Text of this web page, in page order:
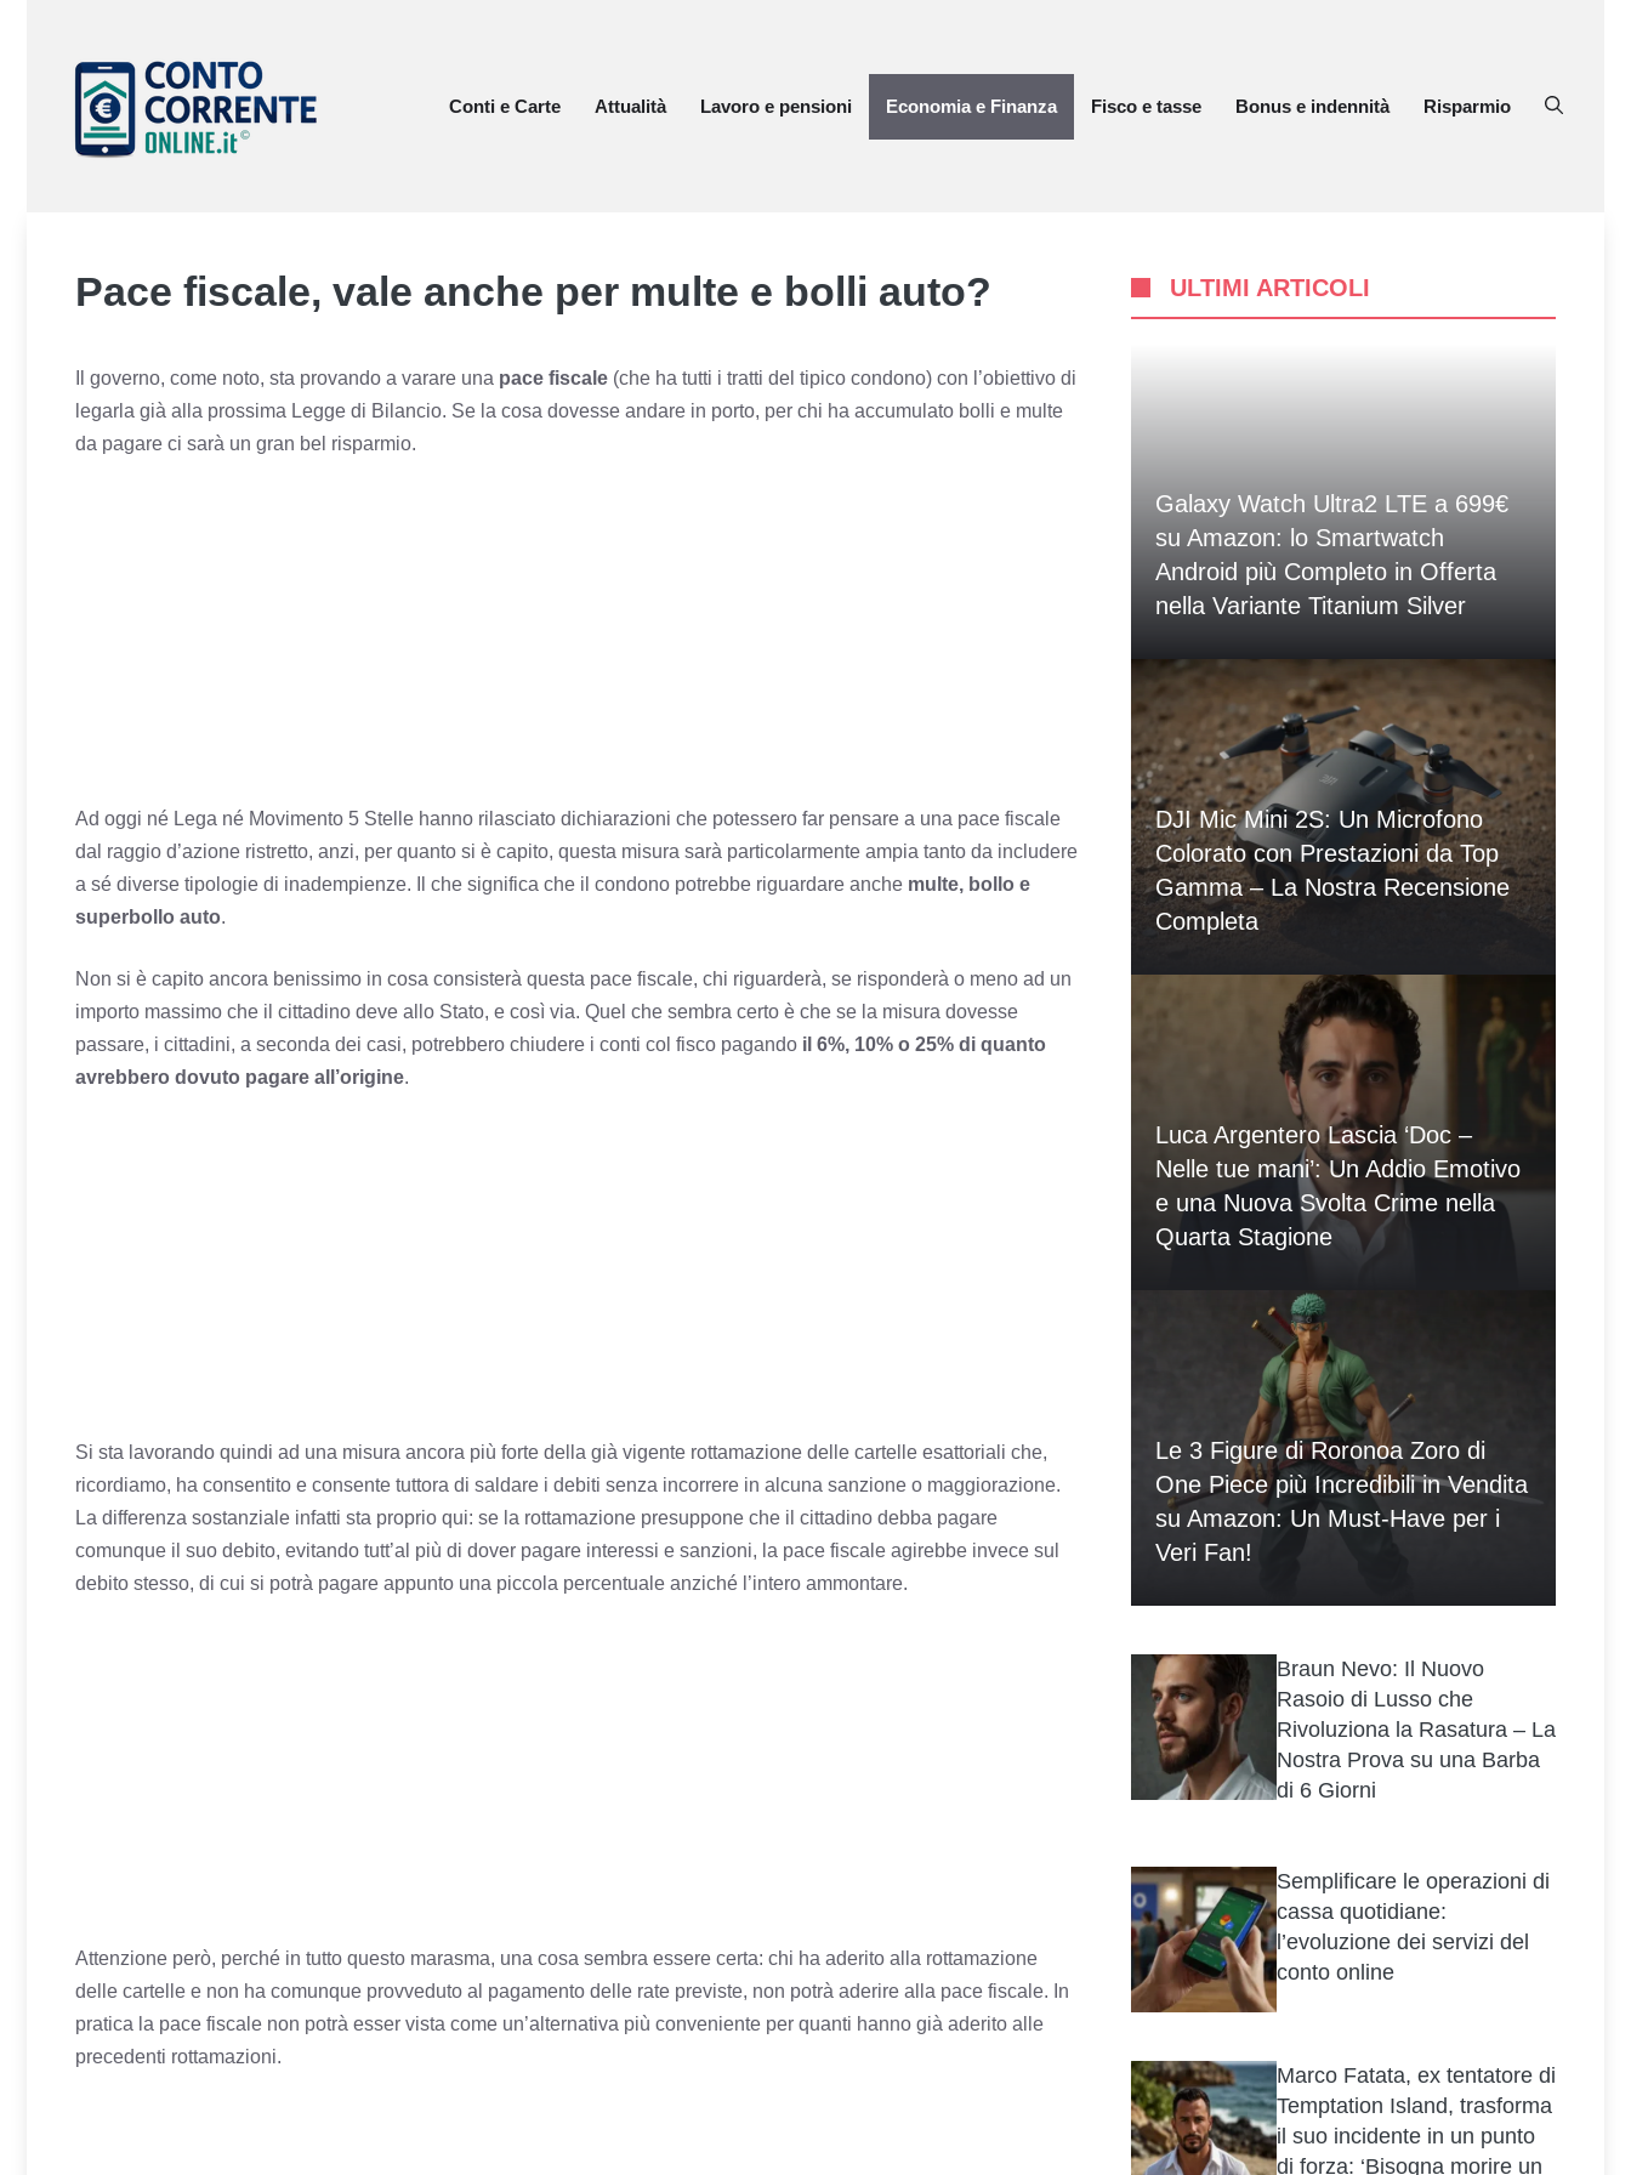
contenuto
Conti e Carte
Attualità Lavoro e pensioni Economia e Finanza Fisco e tasse Bonus e indennità Risparmio
Pace fiscale, vale anche per multe e bolli auto?
Il governo, come noto, sta provando a varare una pace fiscale (che ha tutti i tratti del tipico condono) con l’obiettivo di
legarla già alla prossima Legge di Bilancio. Se la cosa dovesse andare in porto, per chi ha accumulato bolli e multe
da pagare ci sarà un gran bel risparmio.
Ad oggi né Lega né Movimento 5 Stelle hanno rilasciato dichiarazioni che potessero far pensare a una pace fiscale
dal raggio d’azione ristretto, anzi, per quanto si è capito, questa misura sarà particolarmente ampia tanto da includere
a sé diverse tipologie di inadempienze. Il che significa che il condono potrebbe riguardare anche multe, bollo e
superbollo auto.
Non si è capito ancora benissimo in cosa consisterà questa pace fiscale, chi riguarderà, se risponderà o meno ad un
importo massimo che il cittadino deve allo Stato, e così via. Quel che sembra certo è che se la misura dovesse
passare, i cittadini, a seconda dei casi, potrebbero chiudere i conti col fisco pagando il 6%, 10% o 25% di quanto
avrebbero dovuto pagare all’origine.
Si sta lavorando quindi ad una misura ancora più forte della già vigente rottamazione delle cartelle esattoriali che,
ricordiamo, ha consentito e consente tuttora di saldare i debiti senza incorrere in alcuna sanzione o maggiorazione.
La differenza sostanziale infatti sta proprio qui: se la rottamazione presuppone che il cittadino debba pagare
comunque il suo debito, evitando tutt’al più di dover pagare interessi e sanzioni, la pace fiscale agirebbe invece sul
debito stesso, di cui si potrà pagare appunto una piccola percentuale anziché l’intero ammontare.
Attenzione però, perché in tutto questo marasma, una cosa sembra essere certa: chi ha aderito alla rottamazione
delle cartelle e non ha comunque provveduto al pagamento delle rate previste, non potrà aderire alla pace fiscale. In
pratica la pace fiscale non potrà esser vista come un’alternativa più conveniente per quanti hanno già aderito alle
precedenti rottamazioni.
ULTIMI ARTICOLI
Galaxy Watch Ultra2 LTE a 699€
su Amazon: lo Smartwatch
Android più Completo in Offerta
nella Variante Titanium Silver
DJI Mic Mini 2S: Un Microfono
Colorato con Prestazioni da Top
Gamma – La Nostra Recensione
Completa
Luca Argentero Lascia ‘Doc –
Nelle tue mani’: Un Addio Emotivo
e una Nuova Svolta Crime nella
Quarta Stagione
Le 3 Figure di Roronoa Zoro di
One Piece più Incredibili in Vendita
su Amazon: Un Must-Have per i
Veri Fan!
Braun Nevo: Il Nuovo
Rasoio di Lusso che
Rivoluziona la Rasatura – La
Nostra Prova su una Barba
di 6 Giorni
Semplificare le operazioni di
cassa quotidiane:
l’evoluzione dei servizi del
conto online
Marco Fatata, ex tentatore di
Temptation Island, trasforma
il suo incidente in un punto
di forza: ‘Bisogna morire un